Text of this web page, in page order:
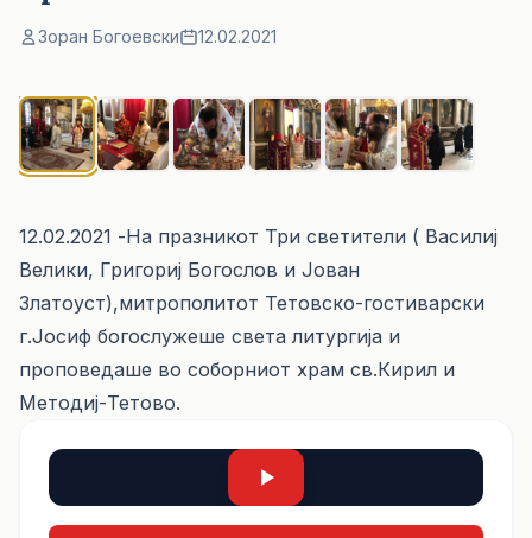
Зоран Богоевски 12.02.2021
12.02.2021 -На празникот Три светители ( Василиј
Велики, Григориј Богослов и Јован
Златоуст),митрополитот Тетовско-гостиварски
г.Јосиф богослужеше света литургија и
проповедаше во соборниот храм св.Кирил и
Методиј-Тетово.